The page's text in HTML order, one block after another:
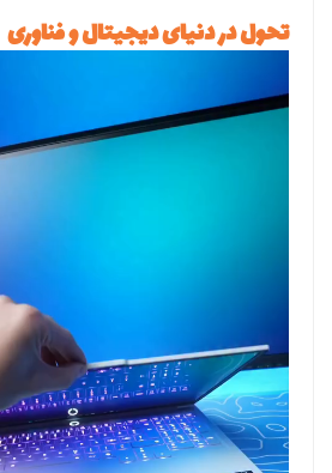
تحول در دنیای دیجیتال و فناوری